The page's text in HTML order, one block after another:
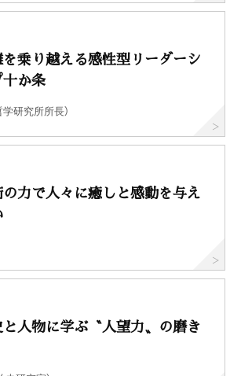
乗り越える感性型リーダーシ
十か条
研究所所長）
力で人々に癒しと感動を与え
人物に学ぶ〝人望力〟の磨き